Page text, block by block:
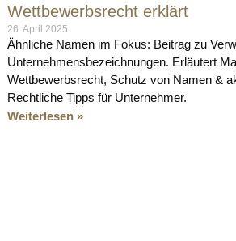
Wettbewerbsrecht erklärt
26. April 2025
Ähnliche Namen im Fokus: Beitrag zu
Unternehmensbezeichnungen. Erläutert
Wettbewerbsrecht, Schutz von Namen &
Rechtliche Tipps für Unternehmer.
Weiterlesen »